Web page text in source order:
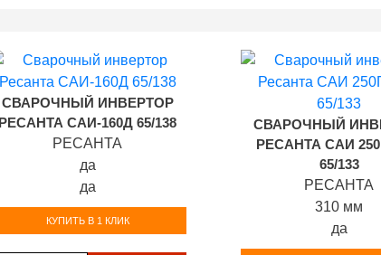
СВАРОЧНЫЙ ИНВЕРТОР
РЕСАНТА САИ-160Д 65/138
РЕСАНТА
да
да
КУПИТЬ В 1 КЛИК
СВАРОЧНЫЙ
РЕСАНТА САИ
65/133
РЕСАНТА
310 мм
да